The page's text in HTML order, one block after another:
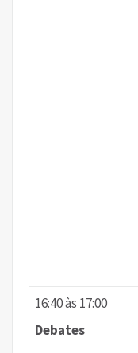
16:40 às 17:00
Debates